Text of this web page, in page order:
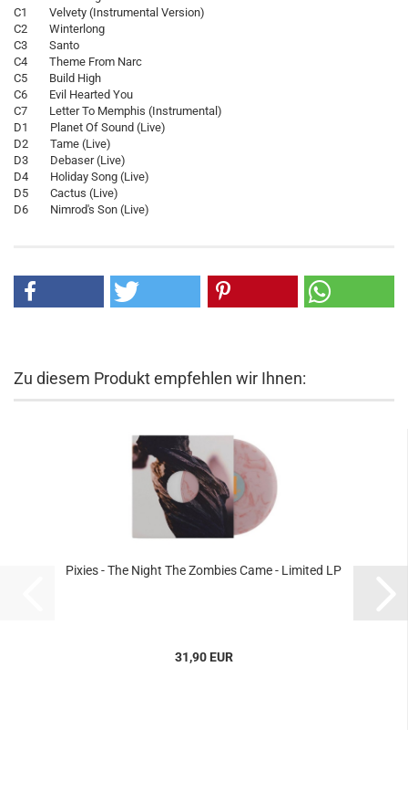
C1 Velvety (Instrumental Version)
C2 Winterlong
C3 Santo
C4 Theme From Narc
C5 Build High
C6 Evil Hearted You
C7 Letter To Memphis (Instrumental)
D1 Planet Of Sound (Live)
D2 Tame (Live)
D3 Debaser (Live)
D4 Holiday Song (Live)
D5 Cactus (Live)
D6 Nimrod's Son (Live)
Zu diesem Produkt empfehlen wir Ihnen:
Pixies - The Night The Zombies Came - Limited LP
31,90 EUR